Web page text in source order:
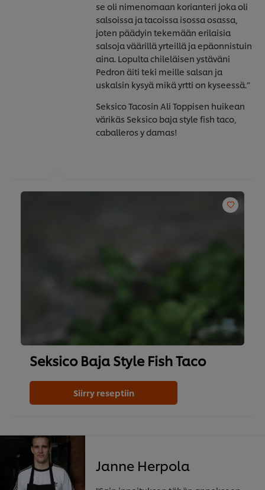
se oli nimenomaan korianteri joka oli
salsoissa ja tacoissa isossa osassa,
joten päädyin tekemään erilaisia
salsoja väärillä yrteillä ja epäonnistuin
aina. Lopulta chileläisen ystäväni
Pedron äiti teki meille salsan ja
uskalsin kysyä mikä yrtti on kyseessä.”
Seksico Tacosin Ali Toppisen huikean
värikäs Seksico baja style fish taco,
caballeros y damas!
Seksico Baja Style Fish Taco
Siirry reseptiin
Janne Herpola